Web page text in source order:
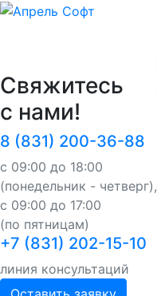
Свяжитесь
с нами!
8 (831) 200-36-88
с 09:00 до 18:00
(понедельник - четверг),
с 09:00 до 17:00
(по пятницам)
+7 (831) 202-15-10
линия консультаций